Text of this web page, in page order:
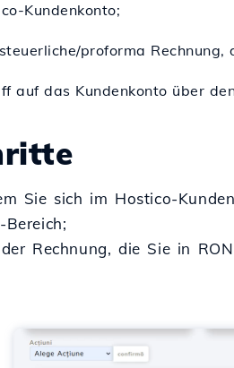
Kundenkonto;
proforma
auf das Kundenkonto über
Sie sich im Hostico-
-Bereich;
Rechnung, die Sie in